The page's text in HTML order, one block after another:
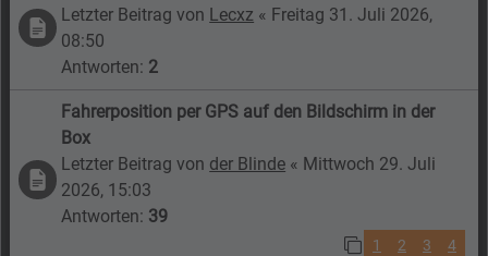
Letzter Beitrag von Lecxz « Freitag 31. Juli 2026,
08:50
Antworten: 2
Fahrerposition per GPS auf den Bildschirm in der
Box
Letzter Beitrag von der Blinde « Mittwoch 29. Juli
2026, 15:03
Antworten: 39
1 2 3 4